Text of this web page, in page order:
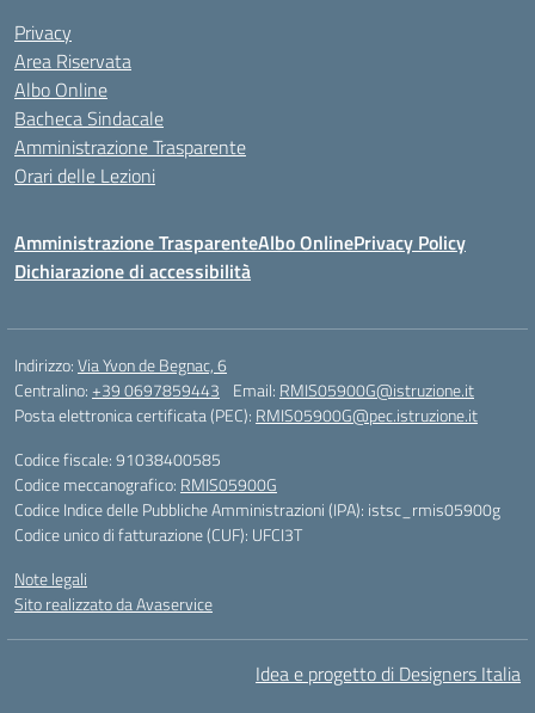
Privacy
Area Riservata
Albo Online
Bacheca Sindacale
Amministrazione Trasparente
Orari delle Lezioni
Amministrazione TrasparenteAlbo OnlinePrivacy Policy
Dichiarazione di accessibilità
Indirizzo:Via Yvon de Begnac, 6
Centralino:+39 0697859443 Email: RMIS05900G@istruzione.it
Posta elettronica certificata (PEC): RMIS05900G@pec.istruzione.it
Codice fiscale: 91038400585
Codice meccanografico: RMIS05900G
Codice Indice delle Pubbliche Amministrazioni (IPA): istsc_rmis05900g
Codice unico di fatturazione (CUF): UFCI3T
Note legali
Sito realizzato da Avaservice
Idea e progetto di Designers Italia